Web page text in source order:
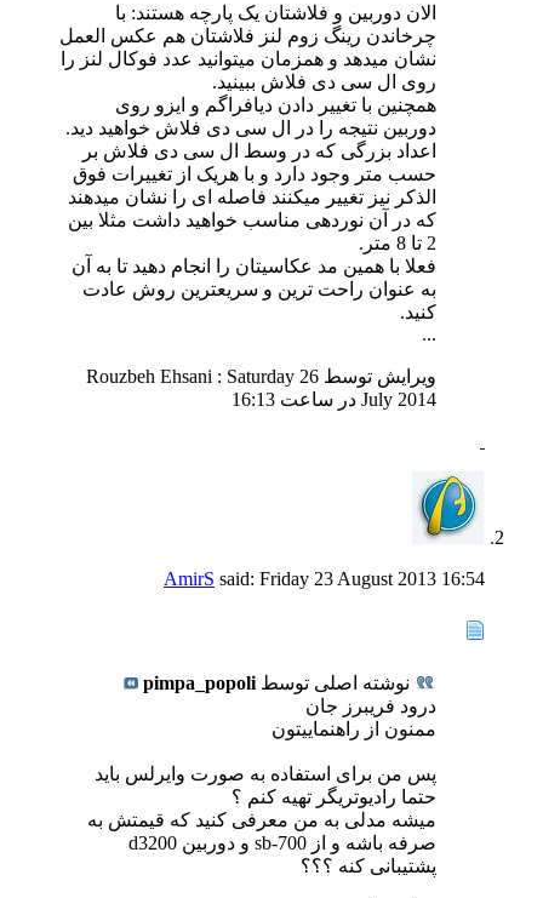
الان دوربین و فلاشتان یک پارچه هستند: با
چرخاندن رینگ زوم لنز فلاشتان هم عکس العمل
نشان میدهد و همزمان میتوانید عدد فوکال لنز را
روی ال سی دی فلاش ببینید.
همچنین با تغییر دادن دیافراگم و ایزو روی
دوربین نتیجه را در ال سی دی فلاش خواهید دید.
اعداد بزرگی که در وسط ال سی دی فلاش بر
حسب متر وجود دارد و با هریک از تغییرات فوق
الذکر نیز تغییر میکنند فاصله ای را نشان میدهند
که در آن نوردهی مناسب خواهید داشت مثلا بین
2 تا 8 متر.
فعلا با همین مد عکاسیتان را انجام دهید تا به آن
به عنوان راحت ترین و سریعترین روش عادت
کنید.
...
ویرایش توسط Rouzbeh Ehsani : Saturday 26
July 2014 در ساعت
16:13
AmirS said: Friday 23 August 2013 16:54
نوشته اصلی توسط pimpa_popoli
درود فریبرز جان
ممنون از راهنماییتون
پس من برای استفاده به صورت وایرلس باید
حتما رادیوتریگر تهیه کنم ؟
میشه مدلی به من معرفی کنید که قیمتش به
صرفه باشه و از sb-700 و دوربین d3200
پشتیبانی کنه ؟؟؟